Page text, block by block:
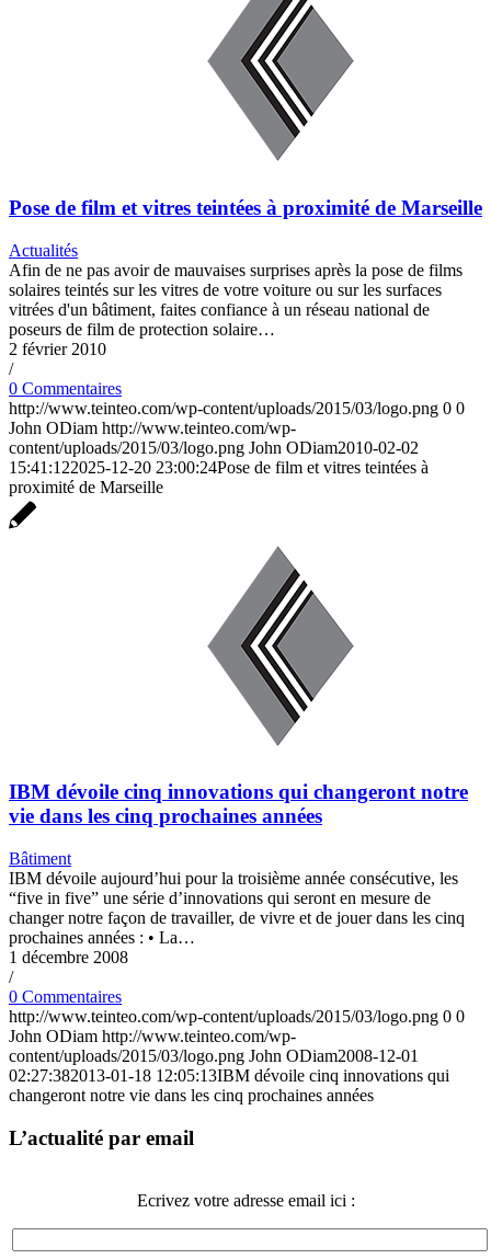
Pose de film et vitres teintées à proximité de Marseille
Actualités
Afin de ne pas avoir de mauvaises surprises après la pose de films
solaires teintés sur les vitres de votre voiture ou sur les surfaces
vitrées d'un bâtiment, faites confiance à un réseau national de
poseurs de film de protection solaire…
2 février 2010
/
0 Commentaires
http://www.teinteo.com/wp-content/uploads/2015/03/logo.png 0 0
John ODiam http://www.teinteo.com/wp-
content/uploads/2015/03/logo.png John ODiam2010-02-02
15:41:122025-12-20 23:00:24Pose de film et vitres teintées à
proximité de Marseille
IBM dévoile cinq innovations qui changeront notre
vie dans les cinq prochaines années
Bâtiment
IBM dévoile aujourd’hui pour la troisième année consécutive, les
“five in five” une série d’innovations qui seront en mesure de
changer notre façon de travailler, de vivre et de jouer dans les cinq
prochaines années : • La…
1 décembre 2008
/
0 Commentaires
http://www.teinteo.com/wp-content/uploads/2015/03/logo.png 0 0
John ODiam http://www.teinteo.com/wp-
content/uploads/2015/03/logo.png John ODiam2008-12-01
02:27:382013-01-18 12:05:13IBM dévoile cinq innovations qui
changeront notre vie dans les cinq prochaines années
L’actualité par email
Ecrivez votre adresse email ici :